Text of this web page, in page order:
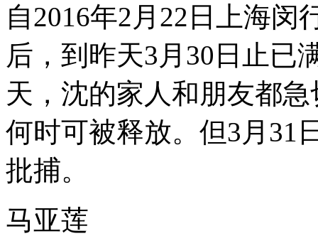
自2016年2月22日上海
后，到昨天3月30日止已
天，沈的家人和朋友都
何时可被释放。但3月31
批捕。
马亚莲